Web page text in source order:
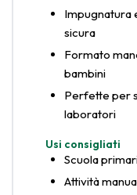
Impugnatura
sicura
Formato
bambini
Perfette per
laboratori
Usi consigliati
Scuola
Attività